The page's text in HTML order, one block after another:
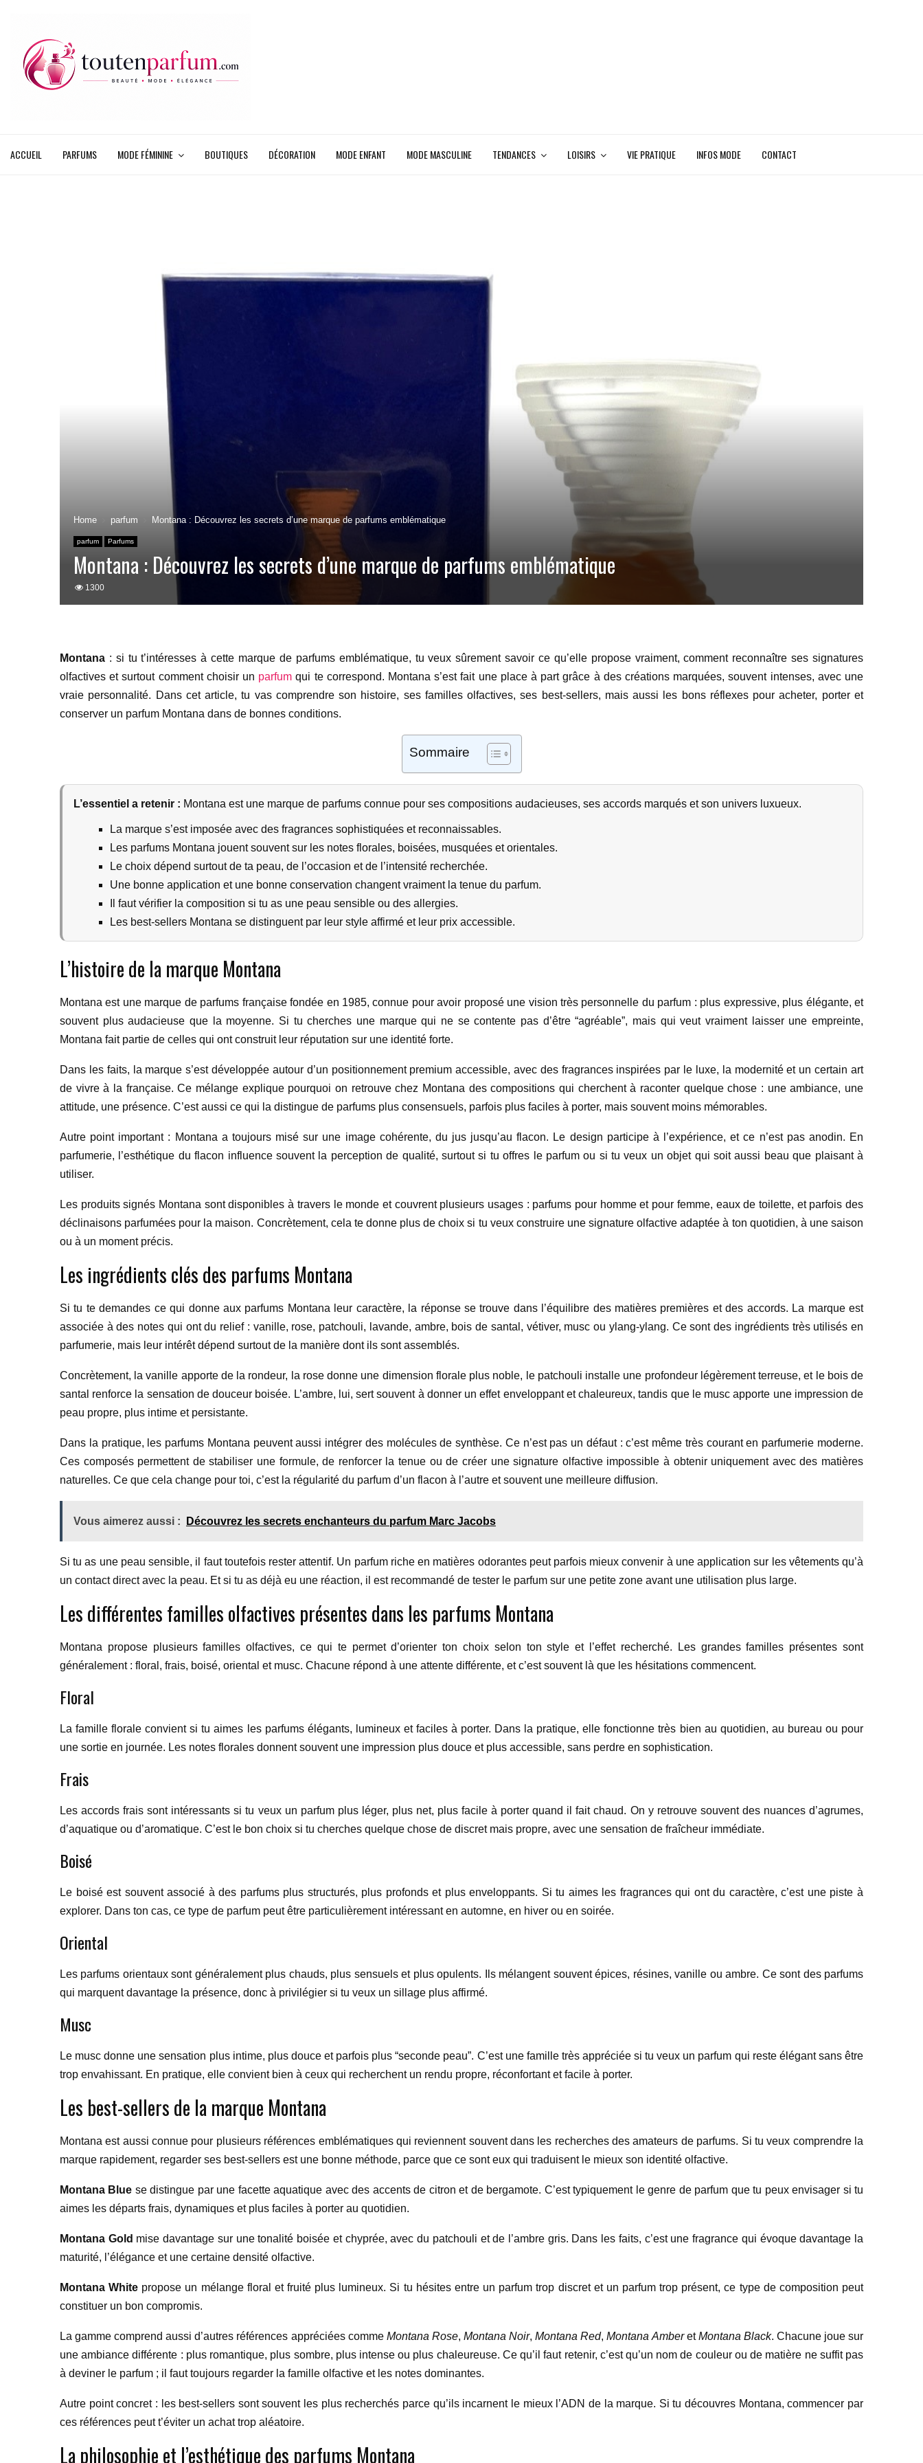
ACCUEIL PARFUMS MODE FÉMININE BOUTIQUES DÉCORATION MODE ENFANT MODE MASCULINE TENDANCES LOISIRS VIE PRATIQUE INFOS MODE CONTACT
Home parfum Montana : Découvrez les secrets d’une marque de parfums emblématique
parfum Parfums
Montana : Découvrez les secrets d’une marque de parfums emblématique
1300
Montana : si tu t’intéresses à cette marque de parfums emblématique, tu veux sûrement savoir ce qu’elle propose vraiment, comment reconnaître ses signatures
olfactives et surtout comment choisir un parfum qui te correspond. Montana s’est fait une place à part grâce à des créations marquées, souvent intenses, avec une
vraie personnalité. Dans cet article, tu vas comprendre son histoire, ses familles olfactives, ses best-sellers, mais aussi les bons réflexes pour acheter, porter et
conserver un parfum Montana dans de bonnes conditions.
Sommaire
L’essentiel a retenir : Montana est une marque de parfums connue pour ses compositions audacieuses, ses accords marqués et son univers luxueux.
La marque s’est imposée avec des fragrances sophistiquées et reconnaissables.
Les parfums Montana jouent souvent sur les notes florales, boisées, musquées et orientales.
Le choix dépend surtout de ta peau, de l’occasion et de l’intensité recherchée.
Une bonne application et une bonne conservation changent vraiment la tenue du parfum.
Il faut vérifier la composition si tu as une peau sensible ou des allergies.
Les best-sellers Montana se distinguent par leur style affirmé et leur prix accessible.
L’histoire de la marque Montana
Montana est une marque de parfums française fondée en 1985, connue pour avoir proposé une vision très personnelle du parfum : plus expressive, plus élégante, et
souvent plus audacieuse que la moyenne. Si tu cherches une marque qui ne se contente pas d’être “agréable”, mais qui veut vraiment laisser une empreinte,
Montana fait partie de celles qui ont construit leur réputation sur une identité forte.
Dans les faits, la marque s’est développée autour d’un positionnement premium accessible, avec des fragrances inspirées par le luxe, la modernité et un certain art
de vivre à la française. Ce mélange explique pourquoi on retrouve chez Montana des compositions qui cherchent à raconter quelque chose : une ambiance, une
attitude, une présence. C’est aussi ce qui la distingue de parfums plus consensuels, parfois plus faciles à porter, mais souvent moins mémorables.
Autre point important : Montana a toujours misé sur une image cohérente, du jus jusqu’au flacon. Le design participe à l’expérience, et ce n’est pas anodin. En
parfumerie, l’esthétique du flacon influence souvent la perception de qualité, surtout si tu offres le parfum ou si tu veux un objet qui soit aussi beau que plaisant à
utiliser.
Les produits signés Montana sont disponibles à travers le monde et couvrent plusieurs usages : parfums pour homme et pour femme, eaux de toilette, et parfois des
déclinaisons parfumées pour la maison. Concrètement, cela te donne plus de choix si tu veux construire une signature olfactive adaptée à ton quotidien, à une saison
ou à un moment précis.
Les ingrédients clés des parfums Montana
Si tu te demandes ce qui donne aux parfums Montana leur caractère, la réponse se trouve dans l’équilibre des matières premières et des accords. La marque est
associée à des notes qui ont du relief : vanille, rose, patchouli, lavande, ambre, bois de santal, vétiver, musc ou ylang-ylang. Ce sont des ingrédients très utilisés en
parfumerie, mais leur intérêt dépend surtout de la manière dont ils sont assemblés.
Concrètement, la vanille apporte de la rondeur, la rose donne une dimension florale plus noble, le patchouli installe une profondeur légèrement terreuse, et le bois de
santal renforce la sensation de douceur boisée. L’ambre, lui, sert souvent à donner un effet enveloppant et chaleureux, tandis que le musc apporte une impression de
peau propre, plus intime et persistante.
Dans la pratique, les parfums Montana peuvent aussi intégrer des molécules de synthèse. Ce n’est pas un défaut : c’est même très courant en parfumerie moderne.
Ces composés permettent de stabiliser une formule, de renforcer la tenue ou de créer une signature olfactive impossible à obtenir uniquement avec des matières
naturelles. Ce que cela change pour toi, c’est la régularité du parfum d’un flacon à l’autre et souvent une meilleure diffusion.
Vous aimerez aussi : Découvrez les secrets enchanteurs du parfum Marc Jacobs
Si tu as une peau sensible, il faut toutefois rester attentif. Un parfum riche en matières odorantes peut parfois mieux convenir à une application sur les vêtements qu’à
un contact direct avec la peau. Et si tu as déjà eu une réaction, il est recommandé de tester le parfum sur une petite zone avant une utilisation plus large.
Les différentes familles olfactives présentes dans les parfums Montana
Montana propose plusieurs familles olfactives, ce qui te permet d’orienter ton choix selon ton style et l’effet recherché. Les grandes familles présentes sont
généralement : floral, frais, boisé, oriental et musc. Chacune répond à une attente différente, et c’est souvent là que les hésitations commencent.
Floral
La famille florale convient si tu aimes les parfums élégants, lumineux et faciles à porter. Dans la pratique, elle fonctionne très bien au quotidien, au bureau ou pour
une sortie en journée. Les notes florales donnent souvent une impression plus douce et plus accessible, sans perdre en sophistication.
Frais
Les accords frais sont intéressants si tu veux un parfum plus léger, plus net, plus facile à porter quand il fait chaud. On y retrouve souvent des nuances d’agrumes,
d’aquatique ou d’aromatique. C’est le bon choix si tu cherches quelque chose de discret mais propre, avec une sensation de fraîcheur immédiate.
Boisé
Le boisé est souvent associé à des parfums plus structurés, plus profonds et plus enveloppants. Si tu aimes les fragrances qui ont du caractère, c’est une piste à
explorer. Dans ton cas, ce type de parfum peut être particulièrement intéressant en automne, en hiver ou en soirée.
Oriental
Les parfums orientaux sont généralement plus chauds, plus sensuels et plus opulents. Ils mélangent souvent épices, résines, vanille ou ambre. Ce sont des parfums
qui marquent davantage la présence, donc à privilégier si tu veux un sillage plus affirmé.
Musc
Le musc donne une sensation plus intime, plus douce et parfois plus “seconde peau”. C’est une famille très appréciée si tu veux un parfum qui reste élégant sans être
trop envahissant. En pratique, elle convient bien à ceux qui recherchent un rendu propre, réconfortant et facile à porter.
Les best-sellers de la marque Montana
Montana est aussi connue pour plusieurs références emblématiques qui reviennent souvent dans les recherches des amateurs de parfums. Si tu veux comprendre la
marque rapidement, regarder ses best-sellers est une bonne méthode, parce que ce sont eux qui traduisent le mieux son identité olfactive.
Montana Blue se distingue par une facette aquatique avec des accents de citron et de bergamote. C’est typiquement le genre de parfum que tu peux envisager si tu
aimes les départs frais, dynamiques et plus faciles à porter au quotidien.
Montana Gold mise davantage sur une tonalité boisée et chyprée, avec du patchouli et de l’ambre gris. Dans les faits, c’est une fragrance qui évoque davantage la
maturité, l’élégance et une certaine densité olfactive.
Montana White propose un mélange floral et fruité plus lumineux. Si tu hésites entre un parfum trop discret et un parfum trop présent, ce type de composition peut
constituer un bon compromis.
La gamme comprend aussi d’autres références appréciées comme Montana Rose, Montana Noir,Montana Red,Montana AmberetMontana Black. Chacune joue sur
une ambiance différente : plus romantique, plus sombre, plus intense ou plus chaleureuse. Ce qu’il faut retenir, c’est qu’un nom de couleur ou de matière ne suffit pas
à deviner le parfum ; il faut toujours regarder la famille olfactive et les notes dominantes.
Autre point concret : les best-sellers sont souvent les plus recherchés parce qu’ils incarnent le mieux l’ADN de la marque. Si tu découvres Montana, commencer par
ces références peut t’éviter un achat trop aléatoire.
La philosophie et l’esthétique des parfums Montana